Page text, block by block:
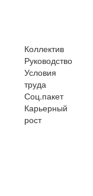
Коллектив
Руководство
Условия
труда
Соц.пакет
Карьерный
рост